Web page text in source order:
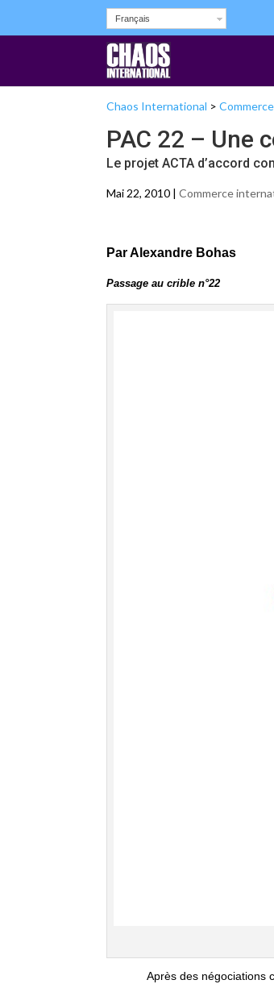
Français
Chaos International >
PAC 22 – Une
Le projet ACTA d’accord
Mai 22, 2010 | Commerce
Par Alexandre Bohas
Passage au crible n°22
Après des négociations